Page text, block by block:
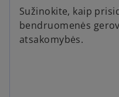
Sužinokite, kaip
bendruomenės
atsakomybės.